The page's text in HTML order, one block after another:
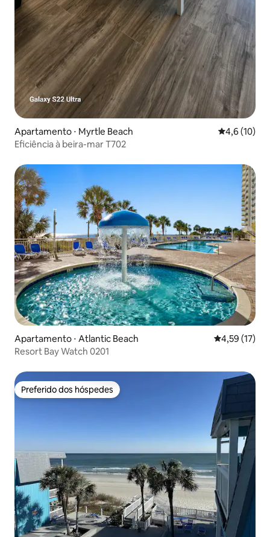
Apartamento ⋅ Myrtle Beach 4,6 de uma
4,6 (10)
Eficiência à beira-mar T702
Apartamento ⋅ Atlantic Beach 4,59 de uma
4,59 (17)
Resort Bay Watch 0201
Preferido dos hóspedes
Preferido dos hóspedes